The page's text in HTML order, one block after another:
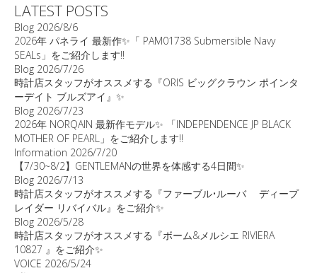
LATEST POSTS
Blog 2026/8/6
2026年 パネライ 最新作✨「 PAM01738 Submersible Navy
SEALs」をご紹介します‼️
Blog 2026/7/26
時計店スタッフがオススメする『ORIS ビッグクラウン ポインタ
ーデイト ブルズアイ』✨
Blog 2026/7/23
2026年 NORQAIN 最新作モデル✨ 「INDEPENDENCE JP BLACK
MOTHER OF PEARL」をご紹介します‼️
Information 2026/7/20
【7/30~8/2】GENTLEMANの世界を体感する4日間✨
Blog 2026/7/13
時計店スタッフがオススメする『ファーブル•ルーバ ディープ
レイダー リバイバル』をご紹介✨
Blog 2026/5/28
時計店スタッフがオススメする『ボーム&メルシエ RIVIERA
10827 』をご紹介✨
VOICE 2026/5/24